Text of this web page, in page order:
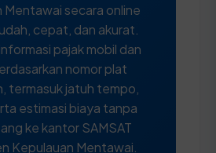
Mentawai secara online
cepat, dan akurat.
pajak mobil dan
nomor plat
termasuk jatuh tempo,
estimasi biaya tanpa
ke kantor SAMSAT
Kepulauan Mentawai.